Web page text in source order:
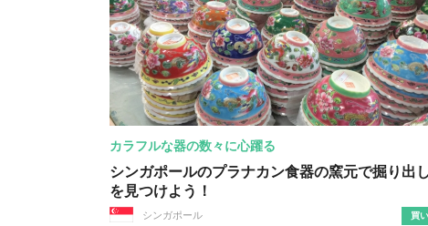
カラフルな器の数々に心躍る
シンガポールのプラナカン食器の窯元で掘り出
を見つけよう！
シンガポール 買